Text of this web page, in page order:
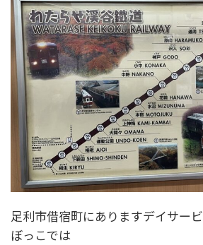
メールフォーム
足利市借宿町にありますデイサー
ぼっこでは